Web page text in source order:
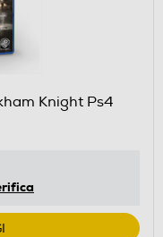
Knight Ps4